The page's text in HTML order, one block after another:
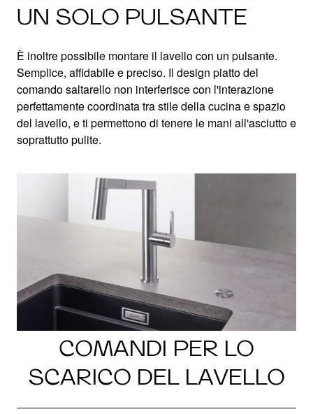
UN SOLO PULSANTE
È inoltre possibile montare il lavello con un pulsante.
Semplice, affidabile e preciso. Il design piatto del
comando saltarello non interferisce con l'interazione
perfettamente coordinata tra stile della cucina e spazio
del lavello, e ti permettono di tenere le mani all'asciutto e
soprattutto pulite.
COMANDI PER LO
SCARICO DEL LAVELLO